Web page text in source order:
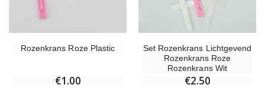
Rozenkrans Roze Plastic
€1.00
Set Rozenkrans Lichtgevend
Rozenkrans Roze
Rozenkrans Wit
€2.50